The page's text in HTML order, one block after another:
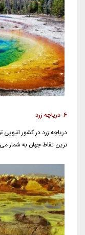
6. دریاچه زرد
دریاچه زرد در کشور
ترین نقاط جهان به شمار